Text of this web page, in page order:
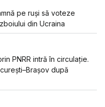
pe ruși să voteze
din Ucraina
PNRR intră în circulație.
după